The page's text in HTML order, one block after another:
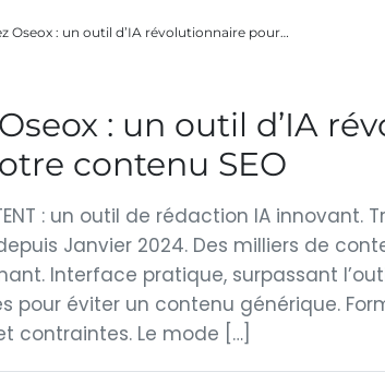
Oseox : un outil d’IA révolutionnaire pour…
: un outil d’IA
contenu SEO
: un outil de rédaction IA
Janvier 2024. Des milliers de
Interface pratique, surpassant
pour éviter un contenu générique.
contraintes. Le mode […]